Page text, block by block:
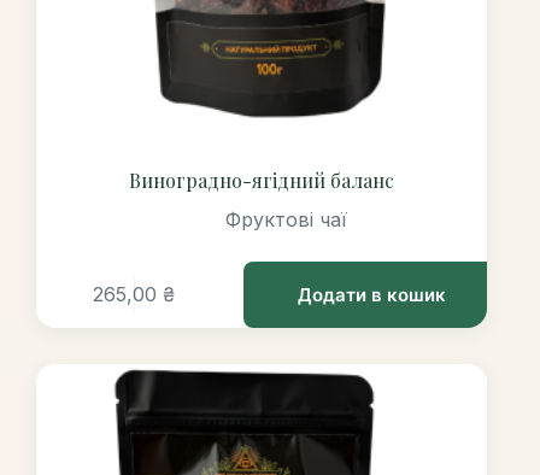
Виноградно-ягідний баланс
Фруктові чаї
265,00 ₴ Додати в кошик